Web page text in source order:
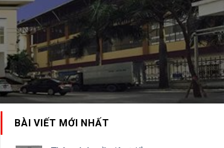
BÀI VIẾT MỚI NHẤT